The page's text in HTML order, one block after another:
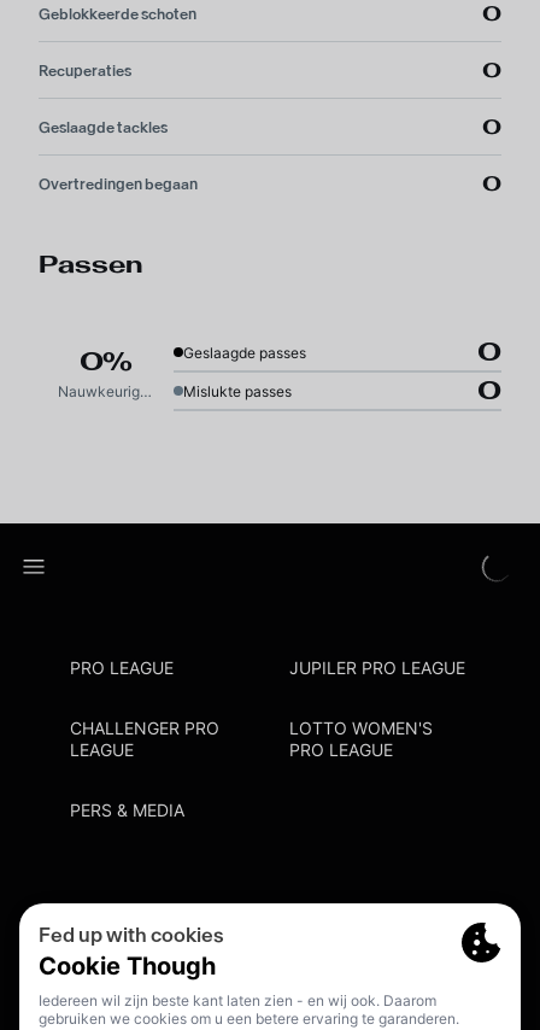
Geblokkeerde schoten 0
Recuperaties 0
Geslaagde tackles 0
Overtredingen begaan 0
Passen
0%
Nauwkeurigheid
Geslaagde passes 0
Mislukte passes 0
PRO LEAGUE JUPILER PRO LEAGUE
CHALLENGER PRO
LEAGUE
LOTTO WOMEN'S
PRO LEAGUE
PERS & MEDIA
Cookie Policy
Meldpunt Racisme En Discriminatie